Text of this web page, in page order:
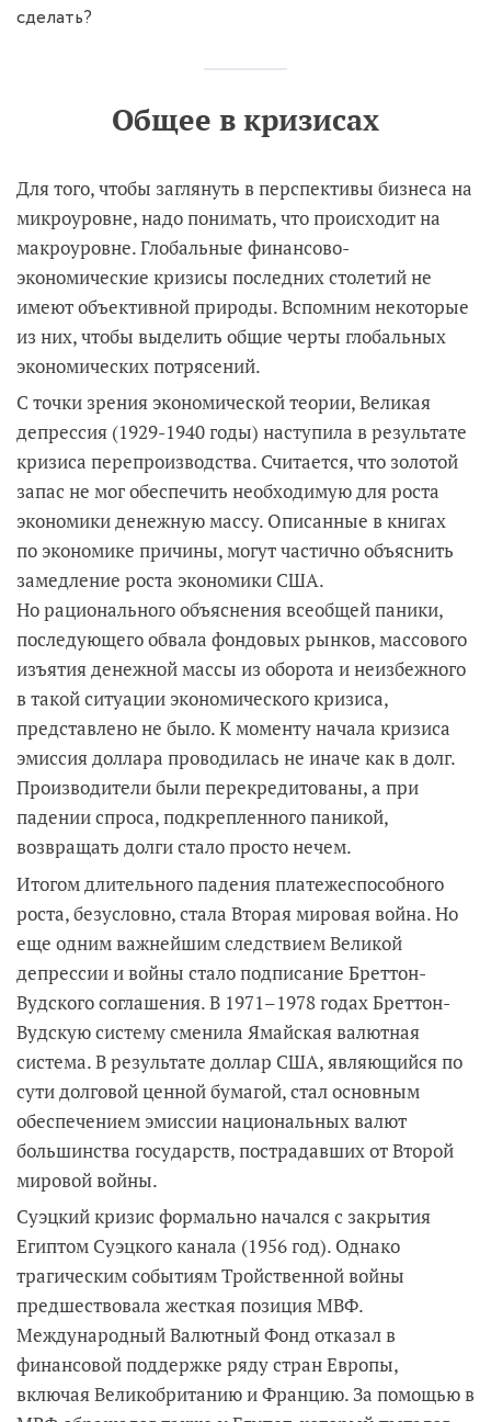
сделать?
Общее в кризисах
Для того, чтобы заглянуть в перспективы бизнеса на
микроуровне, надо понимать, что происходит на
макроуровне. Глобальные финансово-
экономические кризисы последних столетий не
имеют объективной природы. Вспомним некоторые
из них, чтобы выделить общие черты глобальных
экономических потрясений.
С точки зрения экономической теории, Великая
депрессия (1929-1940 годы) наступила в результате
кризиса перепроизводства. Считается, что золотой
запас не мог обеспечить необходимую для роста
экономики денежную массу. Описанные в книгах
по экономике причины, могут частично объяснить
замедление роста экономики США.
Но рационального объяснения всеобщей паники,
последующего обвала фондовых рынков, массового
изъятия денежной массы из оборота и неизбежного
в такой ситуации экономического кризиса,
представлено не было. К моменту начала кризиса
эмиссия доллара проводилась не иначе как в долг.
Производители были перекредитованы, а при
падении спроса, подкрепленного паникой,
возвращать долги стало просто нечем.
Итогом длительного падения платежеспособного
роста, безусловно, стала Вторая мировая война. Но
еще одним важнейшим следствием Великой
депрессии и войны стало подписание Бреттон-
Вудского соглашения. В 1971–1978 годах Бреттон-
Вудскую систему сменила Ямайская валютная
система. В результате доллар США, являющийся по
сути долговой ценной бумагой, стал основным
обеспечением эмиссии национальных валют
большинства государств, пострадавших от Второй
мировой войны.
Суэцкий кризис формально начался с закрытия
Египтом Суэцкого канала (1956 год). Однако
трагическим событиям Тройственной войны
предшествовала жесткая позиция МВФ.
Международный Валютный Фонд отказал в
финансовой поддержке ряду стран Европы,
включая Великобританию и Францию. За помощью в